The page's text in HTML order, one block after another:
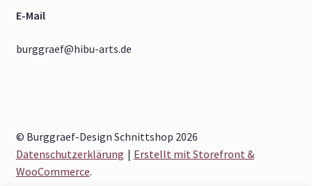
E-Mail
burggraef@hibu-arts.de
© Burggraef-Design Schnittshop 2026
Datenschutzerklärung
Erstellt mit Storefront &
WooCommerce.